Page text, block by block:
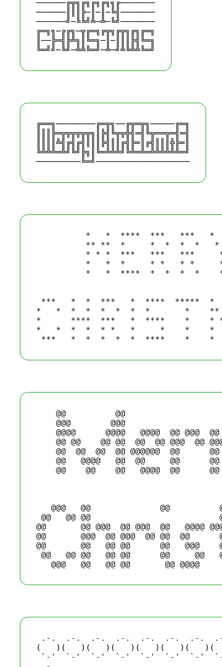
──────╔╦╗╔╗╔╗╔╗╗╔───────
──────║║║╠─║─║─╚╣───────
──────╝─╚╚╝╩─╩─╚╝───────
╔═╗╗─╔╔╗─╦╔═╗╔╦╗╔╦╗╔╗╔═╗
║──╠═╣╠╩╗║╚═╗─║─║║║╠╣╚═╗
╔══╗────────╔═╦╗──╔╦═╦╗─────╔═╗
║║║╠═╦╦╦╦╦╦╗║╠╣╚╦╦╬╣═╣╚╦══╦═╣═╣
║║║║╩╣╔╣╔╣║║║╠╣║║╔╣╠═║╔╣║║║╬╠═║
╚╩╩╩═╩╝╚╝╠╗║╚═╩╩╩╝╚╩═╩═╩╩╩╩╩╩═╝
*   *  ****  ***   ***
** **  *     *  *  *
* * *  ***   ***   ***
*   *  *     * *   *
*   *  ****  *  *  *
***   *  *  ***   *  ****  *****  *
*   *  *  *  *  *  *  *       *
*      ****  ***   *  ****    *
*   *  *  *  * *   *     *    *    *
    @@          @@
    @@@        @@@
@@@@      @@@@   @@@@  @@ @@@
@@ @@    @@ @@  @@  @@ @@@  @@
@@  @@  @@  @@ @@@@@@  @@
@@   @@@@   @@  @@     @@
@@    @@    @@   @@@@  @@
@@@   @@              @@
@@   @@ @@
@@       @@ @@@  @@ @@@  @@   @@@@
@@       @@@  @@ @@@  @@ @@  @@
@@       @@   @@ @@      @@   @@@
@@   @@ @@   @@ @@      @@     @@
.-.  .-.  .-.  .-.  .-.  .-.  .-.
(   )(   )(   )(   )(   )(   )(   )(
`-'  `-'  `-'  `-'  `-'  `-'  `-'